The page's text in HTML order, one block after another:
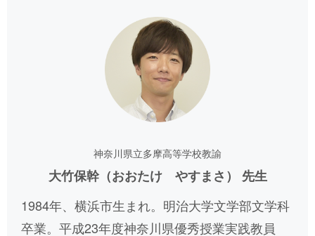
神奈川県立多摩高等学校教諭
大竹保幹（おおたけ やすまさ） 先生
1984年、横浜市生まれ。明治大学文学部文学科
卒業。平成23年度神奈川県優秀授業実践教員